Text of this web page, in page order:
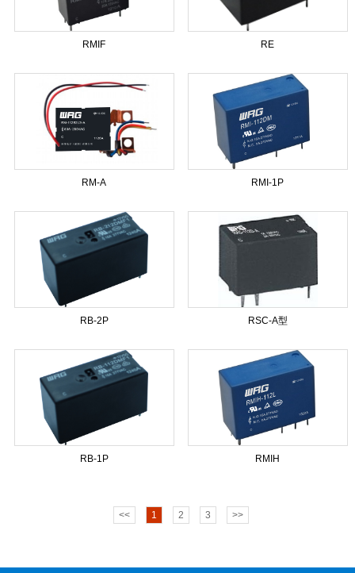
RMIF RE
RM-A RMI-1P
RB-2P RSC-A型
RB-1P RMIH
<< 1 2 3 >>